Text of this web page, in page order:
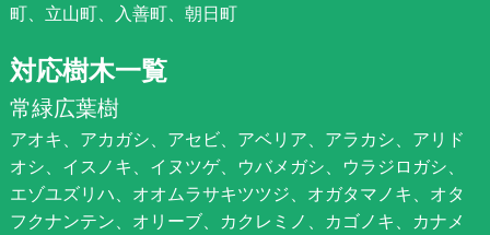
町、立山町、入善町、朝日町
対応樹木一覧
常緑広葉樹
アオキ、アカガシ、アセビ、アベリア、アラカシ、アリド
オシ、イスノキ、イヌツゲ、ウバメガシ、ウラジロガシ、
エゾユズリハ、オオムラサキツツジ、オガタマノキ、オタ
フクナンテン、オリーブ、カクレミノ、カゴノキ、カナメ